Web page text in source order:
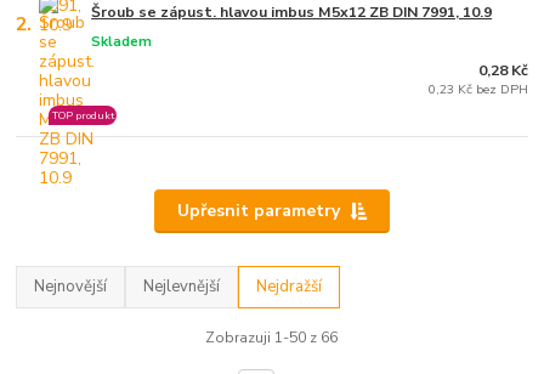
2. Šroub se zápust. hlavou imbus M5x12 ZB DIN 7991, 10.9
Skladem
TOP produkt
0,28 Kč
0,23 Kč bez DPH
Upřesnit parametry
Nejnovější Nejlevnější Nejdražší
Zobrazuji 1-50 z 66